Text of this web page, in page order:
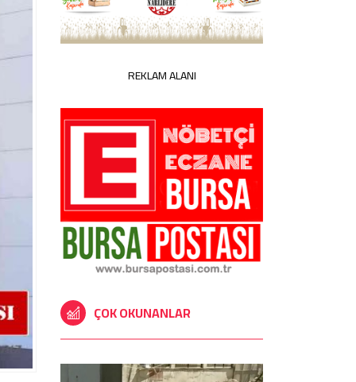
REKLAM ALANI
ÇOK OKUNANLAR